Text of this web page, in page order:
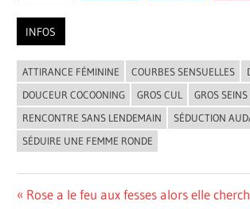
INFOS
ATTIRANCE FÉMININE COURBES SENSUELLES
DOUCEUR COCOONING
GROS CUL
GROS SEINS
RENCONTRE SANS LENDEMAIN
SÉDUCTION
SÉDUIRE UNE FEMME RONDE
Navigation
Previous
Rose a le feu aux fesses alors elle